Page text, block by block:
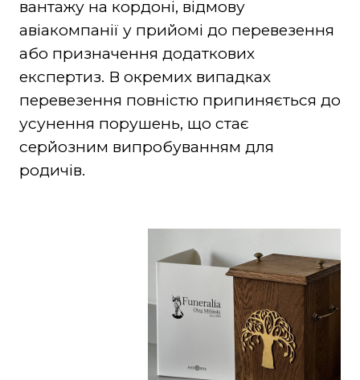
вантажу на кордоні, відмову
авіакомпанії у прийомі до перевезення
або призначення додаткових
експертиз. В окремих випадках
перевезення повністю припиняється до
усунення порушень, що стає
серйозним випробуванням для
родичів.